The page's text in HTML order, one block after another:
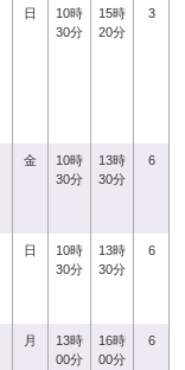
日
10時
30分
15時
20分
3
金
10時
30分
13時
30分
6
日
10時
30分
13時
30分
6
月
13時
00分
16時
00分
6